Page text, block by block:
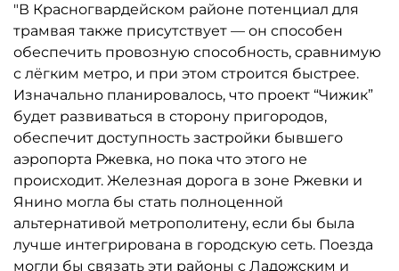
"В Красногвардейском районе потенциал для
трамвая также присутствует — он способен
обеспечить провозную способность, сравнимую
с лёгким метро, и при этом строится быстрее.
Изначально планировалось, что проект “Чижик”
будет развиваться в сторону пригородов,
обеспечит доступность застройки бывшего
аэропорта Ржевка, но пока что этого не
происходит. Железная дорога в зоне Ржевки и
Янино могла бы стать полноценной
альтернативой метрополитену, если бы была
лучше интегрирована в городскую сеть. Поезда
могли бы связать эти районы с Ладожским и